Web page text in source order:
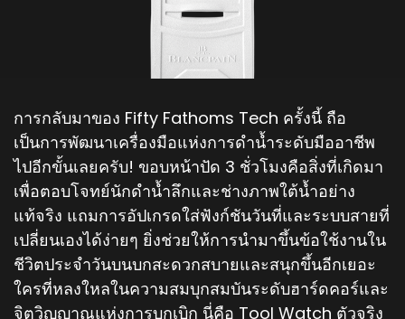
การกลับมาของ Fifty Fathoms Tech ครั้งนี้ ถือ
เป็นการพัฒนาเครื่องมือแห่งการดำน้ำระดับมืออาชีพ
ไปอีกขั้นเลยครับ! ขอบหน้าปัด 3 ชั่วโมงคือสิ่งที่เกิดมา
เพื่อตอบโจทย์นักดำน้ำลึกและช่างภาพใต้น้ำอย่าง
แท้จริง แถมการอัปเกรดใส่ฟังก์ชันวันที่และระบบสายที่
เปลี่ยนเองได้ง่ายๆ ยิ่งช่วยให้การนำมาขึ้นข้อใช้งานใน
ชีวิตประจำวันบนบกสะดวกสบายและสนุกขึ้นอีกเยอะ
ใครที่หลงใหลในความสมบุกสมบันระดับฮาร์ดคอร์และ
จิตวิญญาณแห่งการบุกเบิก นี่คือ Tool Watch ตัวจริง